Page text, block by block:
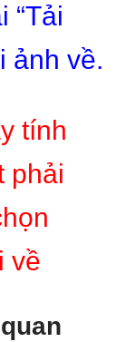
“Tải
ảnh về.
tính
phải
về